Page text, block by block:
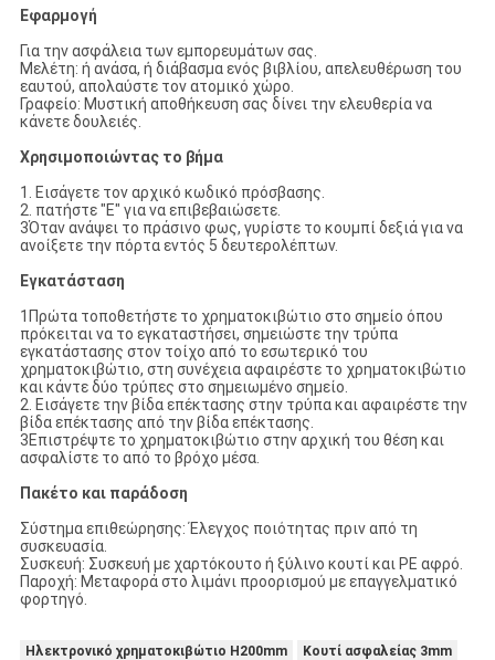
Εφαρμογή
Για την ασφάλεια των εμπορευμάτων σας.
Μελέτη: ή ανάσα, ή διάβασμα ενός βιβλίου, απελευθέρωση του
εαυτού, απολαύστε τον ατομικό χώρο.
Γραφείο: Μυστική αποθήκευση σας δίνει την ελευθερία να
κάνετε δουλειές.
Χρησιμοποιώντας το βήμα
1. Εισάγετε τον αρχικό κωδικό πρόσβασης.
2. πατήστε "E" για να επιβεβαιώσετε.
3Όταν ανάψει το πράσινο φως, γυρίστε το κουμπί δεξιά για να
ανοίξετε την πόρτα εντός 5 δευτερολέπτων.
Εγκατάσταση
1Πρώτα τοποθετήστε το χρηματοκιβώτιο στο σημείο όπου
πρόκειται να το εγκαταστήσει, σημειώστε την τρύπα
εγκατάστασης στον τοίχο από το εσωτερικό του
χρηματοκιβώτιο, στη συνέχεια αφαιρέστε το χρηματοκιβώτιο
και κάντε δύο τρύπες στο σημειωμένο σημείο.
2. Εισάγετε την βίδα επέκτασης στην τρύπα και αφαιρέστε την
βίδα επέκτασης από την βίδα επέκτασης.
3Επιστρέψτε το χρηματοκιβώτιο στην αρχική του θέση και
ασφαλίστε το από το βρόχο μέσα.
Πακέτο και παράδοση
Σύστημα επιθεώρησης: Έλεγχος ποιότητας πριν από τη
συσκευασία.
Συσκευή: Συσκευή με χαρτόκουτο ή ξύλινο κουτί και PE αφρό.
Παροχή: Μεταφορά στο λιμάνι προορισμού με επαγγελματικό
φορτηγό.
Ηλεκτρονικό χρηματοκιβώτιο H200mm
Κουτί ασφαλείας 3mm